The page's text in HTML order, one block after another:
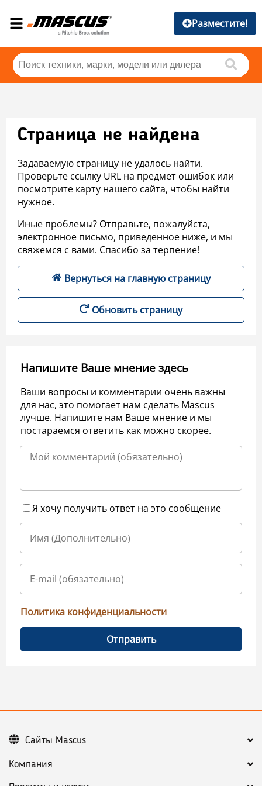
Разместите!
Страница не найдена
Задаваемую страницу не удалось найти.
Проверьте ссылку URL на предмет ошибок или
посмотрите карту нашего сайта, чтобы найти
нужное.
Иные проблемы? Отправьте, пожалуйста,
электронное письмо, приведенное ниже, и мы
свяжемся с вами. Спасибо за терпение!
Вернуться на главную страницу
Обновить страницу
Напишите Ваше мнение здесь
Ваши вопросы и комментарии очень важны
для нас, это помогает нам сделать Mascus
лучше. Напишите нам Ваше мнение и мы
постараемся ответить как можно скорее.
Я хочу получить ответ на это сообщение
Политика конфиденциальности
Отправить
Компания
Сайты Mascus